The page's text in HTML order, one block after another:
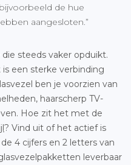
de hue
aangesloten.”
steeds vaker opduikt.
een sterke verbinding
ben je voorzien van
haarscherp TV-
Hoe zit het met de
? Vind uit of het actief is
4 cijfers en 2 letters van
leverbaar